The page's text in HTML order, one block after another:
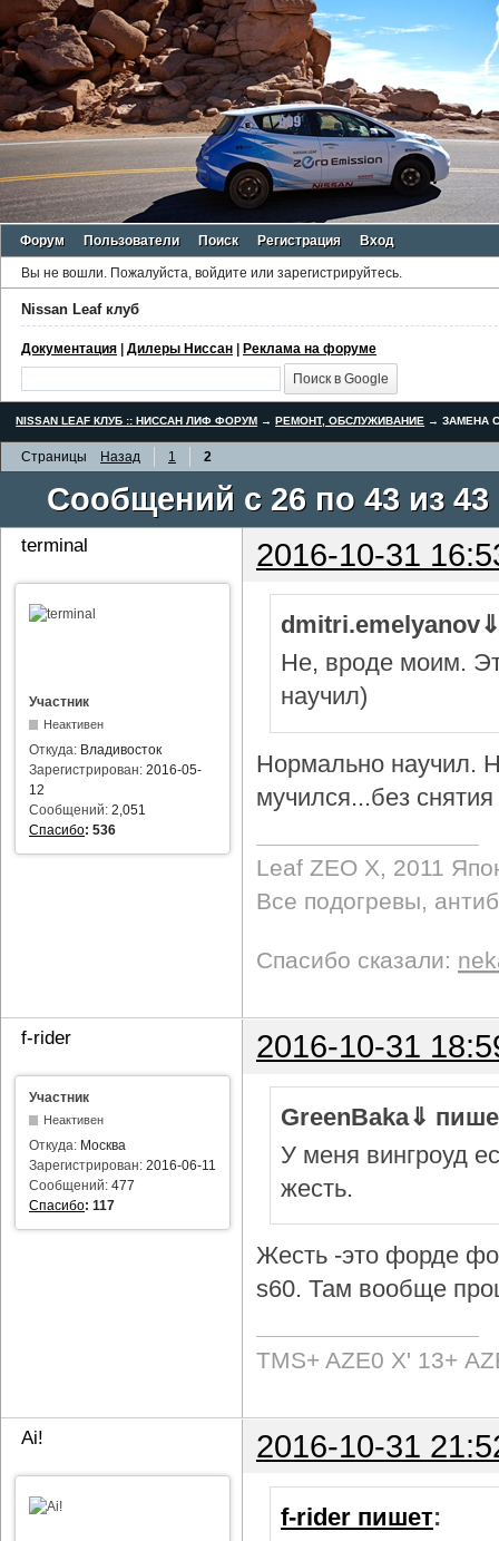
Форум Пользователи Поиск Регистрация Вход
Вы не вошли. Пожалуйста, войдите или зарегистрируйтесь.
Nissan Leaf клуб
Документация | Дилеры Ниссан | Реклама на форуме
NISSAN LEAF КЛУБ :: НИССАН ЛИФ ФОРУМ → РЕМОНТ, ОБСЛУЖИВАНИЕ →ЗАМЕНА
Страницы Назад 1 2
Сообщений с 26 по 43 из 43
terminal 2016-10-31
Участник
Неактивен
Откуда: Владивосток
Зарегистрирован: 2016-05-
12
Сообщений: 2,051
Спасибо: 536
Не, вроде моим.
научил)
Нормально научил.
мучился...без снятия
Leaf ZEO Х, 2011
Все подогревы,
Спасибо сказали:
f-rider 2016-10-31
Участник
Неактивен
Откуда: Москва
Зарегистрирован: 2016-06-11
Сообщений: 477
Спасибо: 117
GreenBaka⇓
У меня вингроуд
жесть.
Жесть -это форде
s60. Там вообще
TMS+ AZE0 Х' 13+
Ai! 2016-10-31
f-rider пишет: